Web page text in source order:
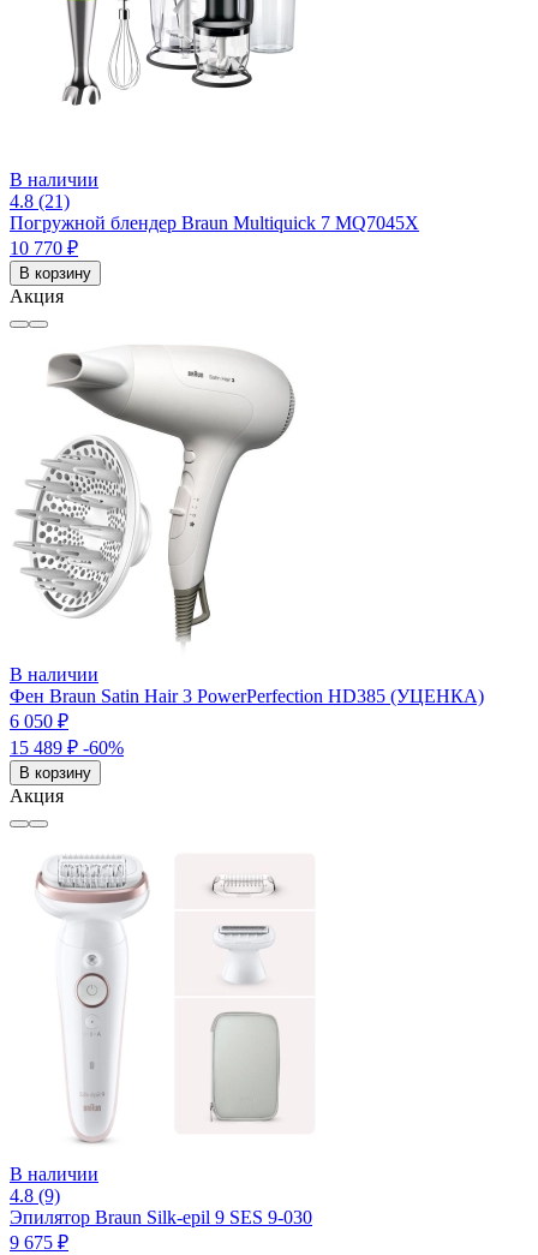
В наличии
4.8 (21)
Погружной блендер Braun Multiquick 7 MQ7045X
10 770 ₽
В корзину
Акция
В наличии
Фен Braun Satin Hair 3 PowerPerfection HD385 (УЦЕНКА)
6 050 ₽
15 489 ₽ -60%
В корзину
Акция
В наличии
4.8 (9)
Эпилятор Braun Silk-epil 9 SES 9-030
9 675 ₽